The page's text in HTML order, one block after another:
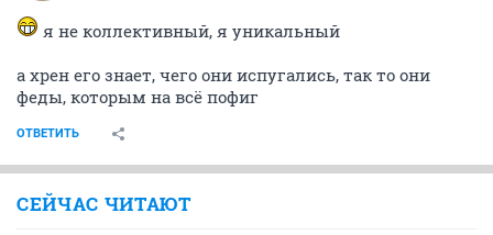
я не коллективный, я уникальный
а хрен его знает, чего они испугались, так то они
феды, которым на всё пофиг
ОТВЕТИТЬ
СЕЙЧАС ЧИТАЮТ